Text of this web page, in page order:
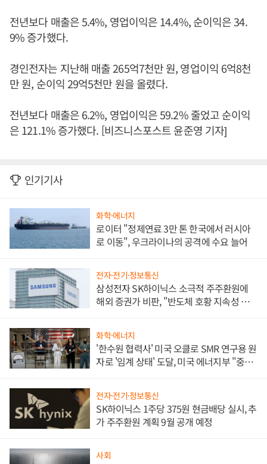
전년보다 매출은 5.4%, 영업이익은 14.4%, 순이익은 34.
9% 증가했다.
경인전자는 지난해 매출 265억7천만 원, 영업이익 6억8천
만 원, 순이익 29억5천만 원을 올렸다.
전년보다 매출은 6.2%, 영업이익은 59.2% 줄었고 순이익
은 121.1% 증가했다. [비즈니스포스트 윤준영 기자]
인기기사
화학·에너지
로이터 "정제연료 3만 톤 한국에서 러시아
로 이동", 우크라이나의 공격에 수요 늘어
전자·전기·정보통신
삼성전자 SK하이닉스 소극적 주주환원에
해외 증권가 비판, "반도체 호황 지속성 의
화학·에너지
'한수원 협력사' 미국 오클로 SMR 연구용 원
자로 '임계 상태' 도달, 미국 에너지부 "중요
전자·전기·정보통신
SK하이닉스 1주당 375원 현금배당 실시, 추
가 주주환원 계획 9월 공개 예정
사회